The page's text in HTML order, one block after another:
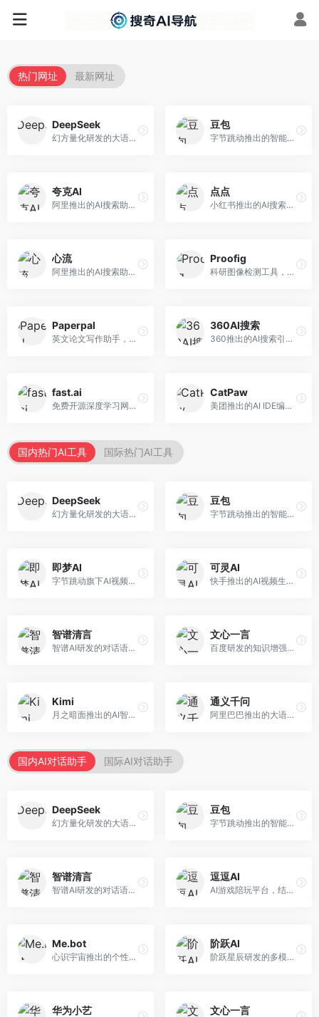
热门网址 最新网址
DeepSeek
幻方量化研发的大语言模型平台，专注于深度推理和代码生成能力。面向开发者、研究人员和技术爱好者，提供强大的逻辑推理和数学计算功能，开源生态完善，API接口友好。
豆包
字节跳动推出的智能对话助手平台，提供文本创作、知识问答、英语学习等多种AI服务。面向普通用户和内容创作者，支持多轮对话和文件解析，免费使用，响应速度快，中文理解能力强。
夸克AI
阿里推出的AI搜索助手，整合搜索与AI功能。面向年轻用户，提供智能搜索、文档处理、学习辅助等服务，与夸克生态深度整合。
点点
小红书推出的AI搜索应用，专注于生活方式内容搜索。面向小红书用户，提供生活攻略、消费决策、内容推荐等服务，生活方式内容丰富。
心流
阿里推出的AI搜索助手，专注于智能信息获取。面向普通用户，提供智能搜索、内容整理、知识问答等服务，与阿里生态深度整合。
Proofig
科研图像检测工具，专注于学术图像完整性验证。面向科研人员，提供图像检测、重复分析、报告生成等服务，学术检测专业。
Paperpal
英文论文写作助手，专注于学术英语润色。面向需要发表国际期刊的研究者，提供语法检查、学术表达优化、格式规范等服务，英语表达地道专业。
360AI搜索
360推出的AI搜索引擎，专注于安全智能搜索。面向普通用户，提供智能问答、网页搜索、内容整理等服务，安全防护能力强。
fast.ai
免费开源深度学习网站，专注于实用AI教学。面向开发者，提供免费深度学习课程、实战项目、代码库等资源，学习门槛低。
CatPaw
美团推出的AI IDE编程工具，专注于本地开发生态。面向开发者，提供智能代码补全、代码生成、项目管理等服务，本地开发体验好。
国内热门AI工具 国际热门AI工具
DeepSeek
幻方量化研发的大语言模型平台，专注于深度推理和代码生成能力。面向开发者、研究人员和技术爱好者，提供强大的逻辑推理和数学计算功能，开源生态完善，API接口友好。
豆包
字节跳动推出的智能对话助手平台，提供文本创作、知识问答、英语学习等多种AI服务。面向普通用户和内容创作者，支持多轮对话和文件解析，免费使用，响应速度快，中文理解能力强。
即梦AI
字节跳动旗下AI视频创作平台，支持多模态内容生成。面向内容创作者和营销人员，提供文生视频、图生视频、智能剪辑等功能，中文理解能力强，创作效率高。
可灵AI
快手推出的AI视频生成平台，支持文生视频和图生视频，可生成长达2分钟的高质量视频内容。面向短视频创作者和营销人员，操作简便，生成效果逼真，适合商业推广和创意表达。
智谱清言
智谱AI研发的对话语言模型，支持中英双语交互。面向中文用户和开发者，提供知识问答、代码编写、文档解读等服务，开源生态完善，学术研究背景深厚。
文心一言
百度研发的知识增强大语言模型，深度融合百度知识图谱和搜索能力。面向中文用户，提供知识问答、文本创作、逻辑推理等服务，中文语境理解准确，知识覆盖面广。
Kimi
月之暗面推出的AI智能助手，核心优势在于超长文本处理能力，支持20万字以上文档分析。面向学术研究者、职场人士和内容创作者，提供文档解读、PPT生成、联网搜索等综合服务。
通义千问
阿里巴巴推出的大语言模型平台，提供对话问答、文档处理、图像理解、代码编写等全方位AI服务。面向企业用户和个人开发者，集成阿里云生态，支持多模态交互，企业级安全保障。
国内AI对话助手 国际AI对话助手
DeepSeek
幻方量化研发的大语言模型平台，专注于深度推理和代码生成能力。面向开发者、研究人员和技术爱好者，提供强大的逻辑推理和数学计算功能，开源生态完善，API接口友好。
豆包
字节跳动推出的智能对话助手平台，提供文本创作、知识问答、英语学习等多种AI服务。面向普通用户和内容创作者，支持多轮对话和文件解析，免费使用，响应速度快，中文理解能力强。
智谱清言
智谱AI研发的对话语言模型，支持中英双语交互。面向中文用户和开发者，提供知识问答、代码编写、文档解读等服务，开源生态完善，学术研究背景深厚。
逗逗AI
AI游戏陪玩平台，结合游戏理解和自然语言交互技术。面向游戏玩家，提供游戏攻略、陪玩互动、社交聊天等服务，游戏知识丰富，互动体验有趣。
Me.bot
心识宇宙推出的个性化AI伴侣，专注于情感交互和个人助理服务。面向个人用户，支持日程管理、情感陪伴、知识问答等功能，交互体验人性化。
阶跃AI
阶跃星辰研发的多模态大模型平台，支持文本、图像、视频的综合理解与生成。面向创作者和企业客户，提供内容创作、智能分析等服务，多模态能力突出。
华为小艺 文心一言